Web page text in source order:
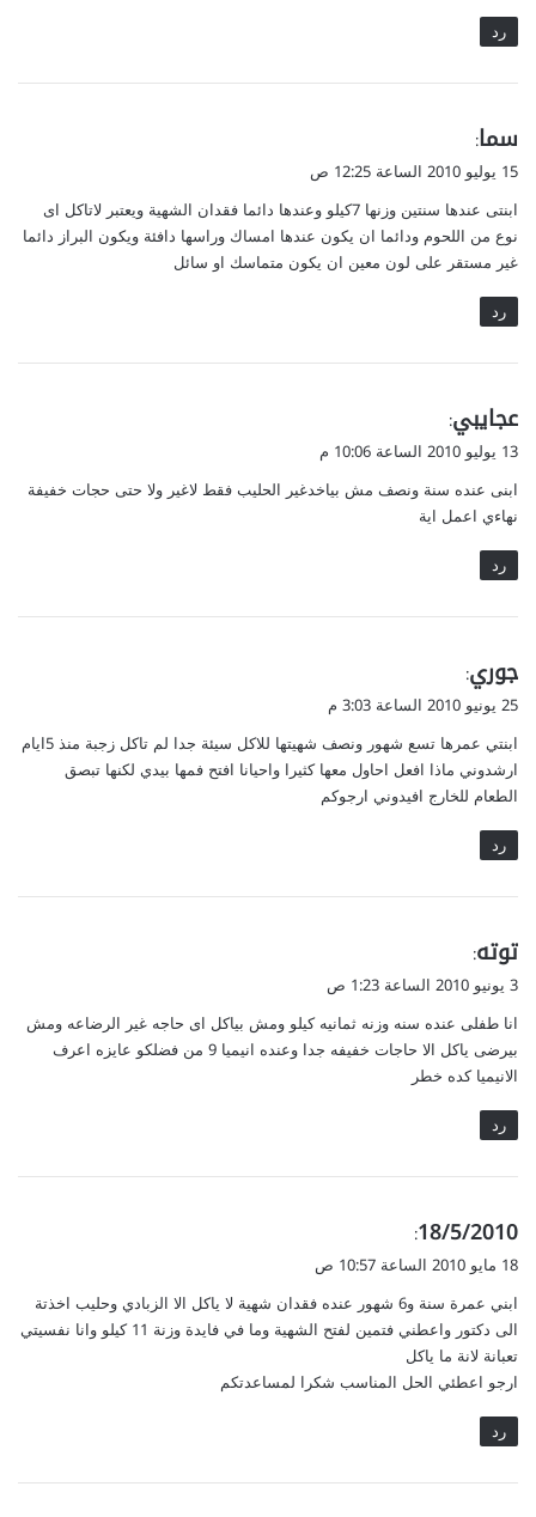
رد
ي
ق
ل
سما:
15 يوليو 2010 الساعة 12:25 ص
ابنتى عندها سنتين وزنها 7كيلو وعندها دائما فقدان الشهية ويعتبر لاتاكل اى
نوع من اللحوم ودائما ان يكون عندها امساك وراسها دافئة ويكون البراز دائما
غير مستقر على لون معين ان يكون متماسك او سائل
رد
ي
ق
ل
عجايبي:
13 يوليو 2010 الساعة 10:06 م
ابنى عنده سنة ونصف مش بياخدغير الحليب فقط لاغير ولا حتى حجات خفيفة
نهاءي اعمل اية
رد
ي
ق
ل
جوري:
25 يونيو 2010 الساعة 3:03 م
ابنتي عمرها تسع شهور ونصف شهيتها للاكل سيئة جدا لم تاكل زجبة منذ 5ايام
ارشدوني ماذا افعل احاول معها كثيرا واحيانا افتح فمها بيدي لكنها تبصق
الطعام للخارج افيدوني ارجوكم
رد
ي
ق
ل
توته:
3 يونيو 2010 الساعة 1:23 ص
انا طفلى عنده سنه وزنه ثمانيه كيلو ومش بياكل اى حاجه غير الرضاعه ومش
بيرضى ياكل الا حاجات خفيفه جدا وعنده انيميا 9 من فضلكو عايزه اعرف
الانيميا كده خطر
رد
ي
ق
ل
18/5/2010
:
18 مايو 2010 الساعة 10:57 ص
ابني عمرة سنة و6 شهور عنده فقدان شهية لا ياكل الا الزبادي وحليب اخذتة
الى دكتور واعطني فتمين لفتح الشهية وما في فايدة وزنة 11 كيلو وانا نفسيتي
تعبانة لانة ما ياكل
ارجو اعطئي الحل المناسب شكرا لمساعدتكم
رد